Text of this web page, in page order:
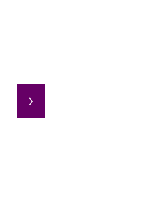
Nästa